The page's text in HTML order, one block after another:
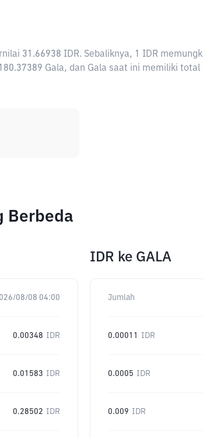
31.66938 IDR. Sebaliknya, 1 IDR
Gala, dan Gala saat ini memiliki
Berbeda
08/08 04:00
0.00348 IDR
0.01583 IDR
0.28502 IDR
IDR ke GALA
Jumlah
0.00011 IDR
0.0005 IDR
0.009 IDR